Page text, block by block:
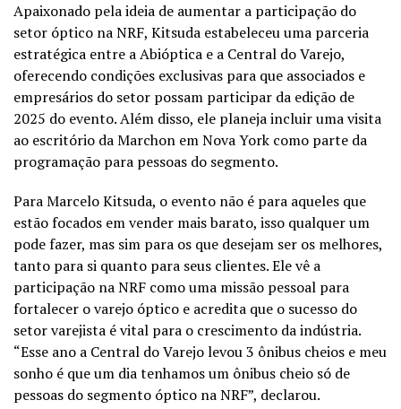
Apaixonado pela ideia de aumentar a participação do
setor óptico na NRF, Kitsuda estabeleceu uma parceria
estratégica entre a Abióptica e a Central do Varejo,
oferecendo condições exclusivas para que associados e
empresários do setor possam participar da edição de
2025 do evento. Além disso, ele planeja incluir uma visita
ao escritório da Marchon em Nova York como parte da
programação para pessoas do segmento.
Para Marcelo Kitsuda, o evento não é para aqueles que
estão focados em vender mais barato, isso qualquer um
pode fazer, mas sim para os que desejam ser os melhores,
tanto para si quanto para seus clientes. Ele vê a
participação na NRF como uma missão pessoal para
fortalecer o varejo óptico e acredita que o sucesso do
setor varejista é vital para o crescimento da indústria.
“Esse ano a Central do Varejo levou 3 ônibus cheios e meu
sonho é que um dia tenhamos um ônibus cheio só de
pessoas do segmento óptico na NRF”, declarou.